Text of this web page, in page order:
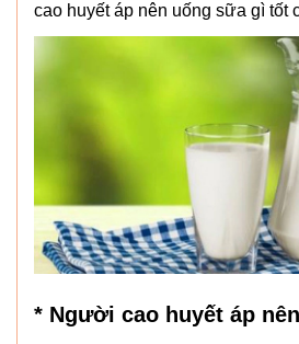
cao huyết áp nên uống sữa gì tốt
* Người cao huyết áp